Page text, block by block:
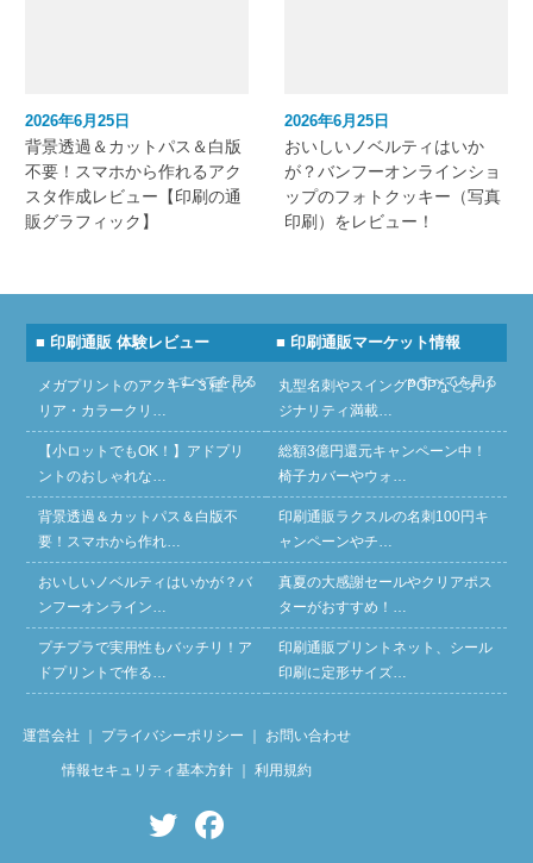
2026年6月25日
背景透過＆カットパス＆白版
不要！スマホから作れるアク
スタ作成レビュー【印刷の通
販グラフィック】
2026年6月25日
おいしいノベルティはいか
が？バンフーオンラインショ
ップのフォトクッキー（写真
印刷）をレビュー！
■ 印刷通販 体験レビュー
» すべてを見る
メガプリントのアクキー３種（ク
リア・カラークリ…
【小ロットでもOK！】アドプリ
ントのおしゃれな…
背景透過＆カットパス＆白版不
要！スマホから作れ…
おいしいノベルティはいかが？バ
ンフーオンライン…
プチプラで実用性もバッチリ！ア
ドプリントで作る…
■ 印刷通販マーケット情報
» すべてを見る
丸型名刺やスイングPOPなどオリ
ジナリティ満載…
総額3億円還元キャンペーン中！
椅子カバーやウォ…
印刷通販ラクスルの名刺100円キ
ャンペーンやチ…
真夏の大感謝セールやクリアポス
ターがおすすめ！…
印刷通販プリントネット、シール
印刷に定形サイズ…
運営会社 ｜ プライバシーポリシー ｜ お問い合わせ
情報セキュリティ基本方針｜ 利用規約